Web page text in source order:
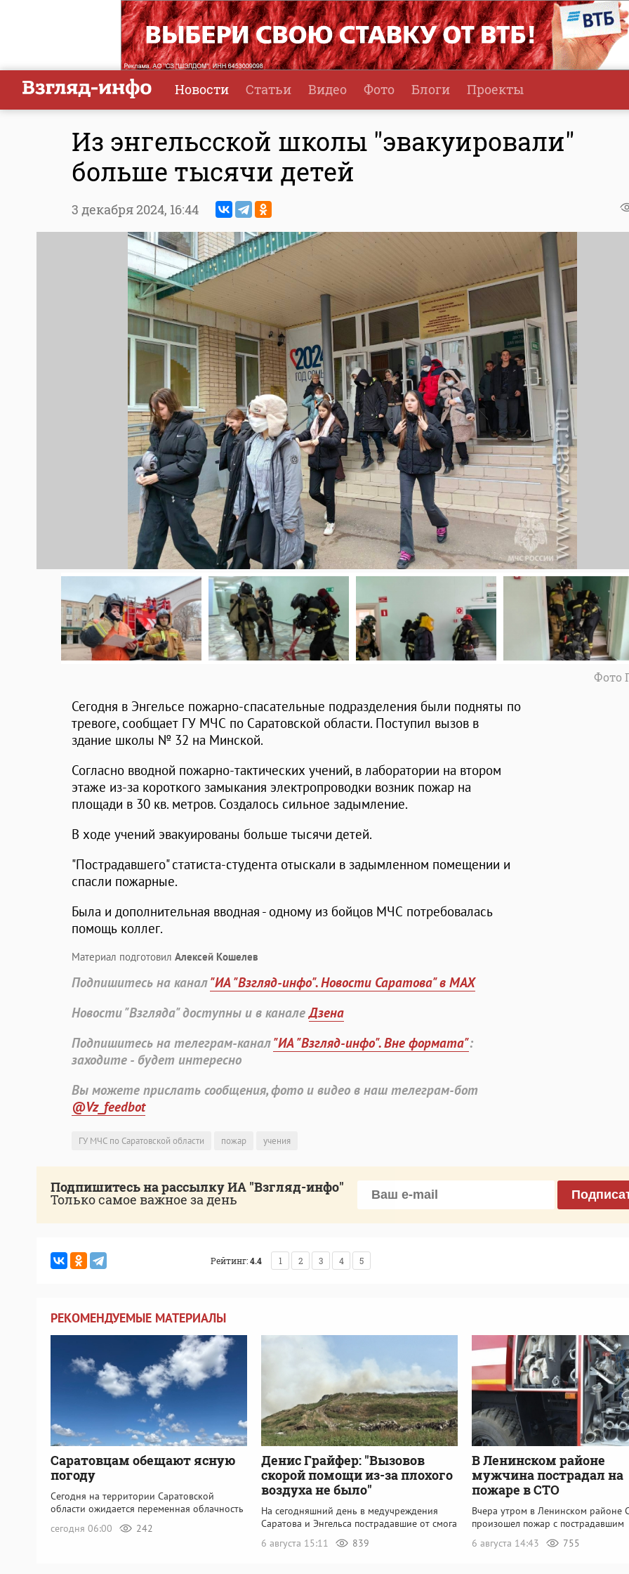
Новости Статьи Видео Фото Блоги Проекты
Из энгельсской школы "эвакуировали"
больше тысячи детей
3 декабря 2024, 16:44
Фото
Сегодня в Энгельсе пожарно-спасательные подразделения были подняты по
тревоге, сообщает ГУ МЧС по Саратовской области. Поступил вызов в
здание школы № 32 на Минской.
Согласно вводной пожарно-тактических учений, в лаборатории на втором
этаже из-за короткого замыкания электропроводки возник пожар на
площади в 30 кв. метров. Создалось сильное задымление.
В ходе учений эвакуированы больше тысячи детей.
"Пострадавшего" статиста-студента отыскали в задымленном помещении и
спасли пожарные.
Была и дополнительная вводная - одному из бойцов МЧС потребовалась
помощь коллег.
Материал подготовил Алексей Кошелев
Подпишитесь на канал"ИА "Взгляд-инфо". Новости Саратова" в MAX
Новости "Взгляда" доступны и в каналеДзена
Подпишитесь на телеграм-канал"ИА "Взгляд-инфо". Вне формата":
заходите - будет интересно
Вы можете прислать сообщения, фото и видео в наш телеграм-бот
@Vz_feedbot
ГУ МЧС по Саратовской области пожар учения
Подпишитесь на рассылку ИА "Взгляд-инфо"
Только самое важное за день
Рейтинг:4.4 1 2 3 4 5
РЕКОМЕНДУЕМЫЕ МАТЕРИАЛЫ
Саратовцам обещают ясную
погоду
Сегодня на территории Саратовской
области ожидается переменная облачность
сегодня 06:00
242
Денис Грайфер: "Вызовов
скорой помощи из-за плохого
воздуха не было"
На сегодняшний день в медучреждения
Саратова и Энгельса пострадавшие от смога
6 августа 15:11
839
В Ленинском районе
мужчина пострадал на
пожаре в СТО
Вчера утром в Ленинском районе
произошел пожар с пострадавшим
6 августа 14:43
755